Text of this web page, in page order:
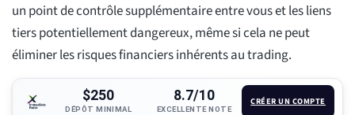
un point de contrôle supplémentaire entre vous et les liens
tiers potentiellement dangereux, même si cela ne peut
éliminer les risques financiers inhérents au trading.
$250
DÉPÔT MINIMAL
8.7/10
EXCELLENTE NOTE
CRÉER UN COMPTE